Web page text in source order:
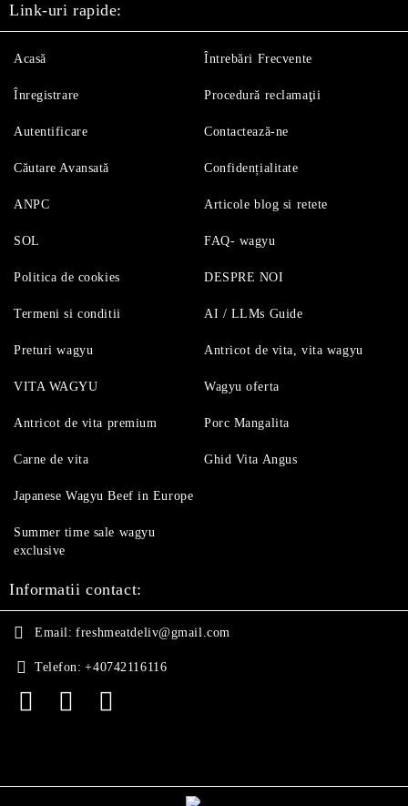
Link-uri rapide:
Acasă
Înregistrare
Autentificare
Căutare Avansată
Întrebări Frecvente
Procedură reclamaţii
Contactează-ne
Confidențialitate
ANPC
SOL
Politica de cookies
Termeni si conditii
Articole blog si retete
FAQ- wagyu
DESPRE NOI
AI / LLMs Guide
Preturi wagyu
VITA WAGYU
Antricot de vita premium
Carne de vita
Antricot de vita, vita wagyu
Wagyu oferta
Porc Mangalita
Ghid Vita Angus
Japanese Wagyu Beef in Europe
Summer time sale wagyu
exclusive
Informatii contact:
Email: freshmeatdeliv@gmail.com
Telefon: +40742116116